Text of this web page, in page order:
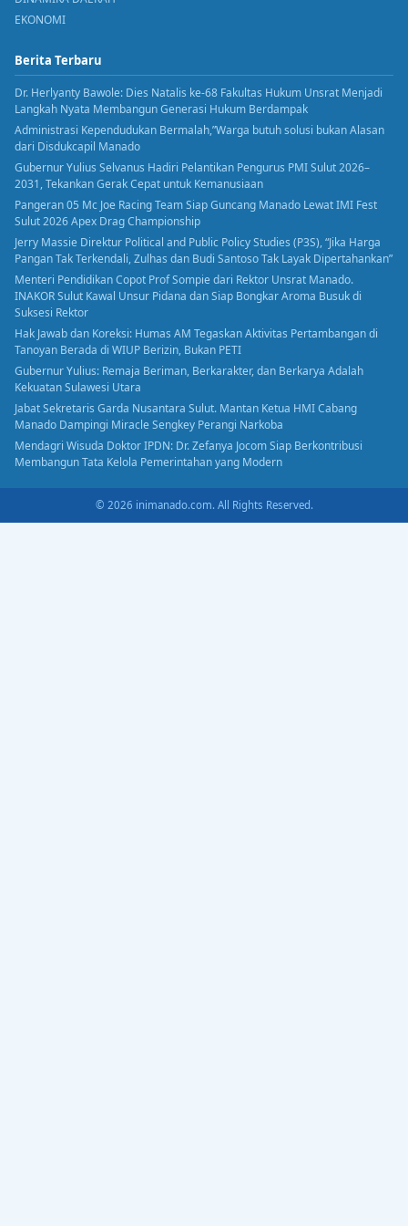
EKONOMI
Berita Terbaru
Dr. Herlyanty Bawole: Dies Natalis ke-68 Fakultas Hukum Unsrat Menjadi
Langkah Nyata Membangun Generasi Hukum Berdampak
Administrasi Kependudukan Bermalah,”Warga butuh solusi bukan Alasan
dari Disdukcapil Manado
Gubernur Yulius Selvanus Hadiri Pelantikan Pengurus PMI Sulut 2026–
2031, Tekankan Gerak Cepat untuk Kemanusiaan
Pangeran 05 Mc Joe Racing Team Siap Guncang Manado Lewat IMI Fest
Sulut 2026 Apex Drag Championship
Jerry Massie Direktur Political and Public Policy Studies (P3S), “Jika Harga
Pangan Tak Terkendali, Zulhas dan Budi Santoso Tak Layak Dipertahankan”
Menteri Pendidikan Copot Prof Sompie dari Rektor Unsrat Manado.
INAKOR Sulut Kawal Unsur Pidana dan Siap Bongkar Aroma Busuk di
Suksesi Rektor
Hak Jawab dan Koreksi: Humas AM Tegaskan Aktivitas Pertambangan di
Tanoyan Berada di WIUP Berizin, Bukan PETI
Gubernur Yulius: Remaja Beriman, Berkarakter, dan Berkarya Adalah
Kekuatan Sulawesi Utara
Jabat Sekretaris Garda Nusantara Sulut. Mantan Ketua HMI Cabang
Manado Dampingi Miracle Sengkey Perangi Narkoba
Mendagri Wisuda Doktor IPDN: Dr. Zefanya Jocom Siap Berkontribusi
Membangun Tata Kelola Pemerintahan yang Modern
© 2026 inimanado.com. All Rights Reserved.